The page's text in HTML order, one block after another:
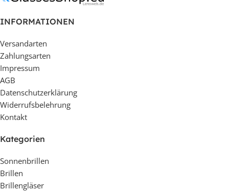
INFORMATIONEN
Versandarten
Zahlungsarten
Impressum
AGB
Datenschutzerklärung
Widerrufsbelehrung
Kontakt
Kategorien
Sonnenbrillen
Brillen
Brillengläser